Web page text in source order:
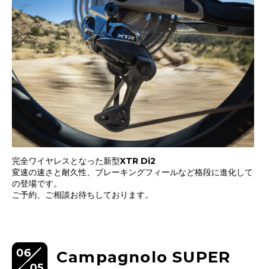
完全ワイヤレスとなった新型XTR Di2
変速の速さと耐久性、ブレーキングフィールなど格段に進化して
の登場です。
ご予約、ご相談お待ちしております。
06
Campagnolo SUPER